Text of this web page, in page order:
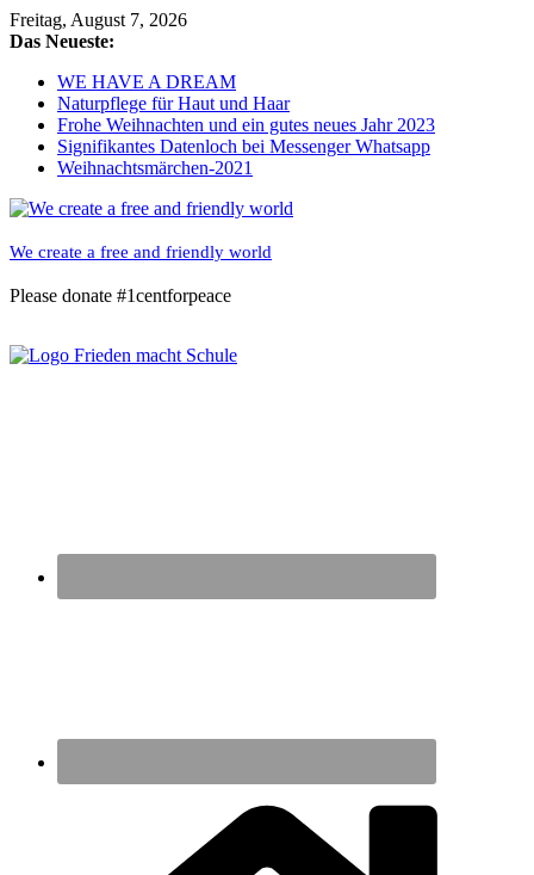
Skip
to
Freitag, August 7, 2026
Das Neueste:
WE HAVE A DREAM
Naturpflege für Haut und Haar
Frohe Weihnachten und ein gutes neues Jahr 2023
Signifikantes Datenloch bei Messenger Whatsapp
Weihnachtsmärchen-2021
We create a free and friendly world
Please donate #1centforpeace